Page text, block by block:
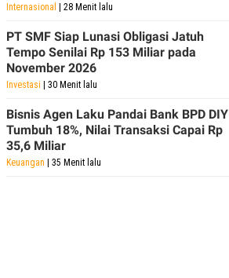
Internasional | 28 Menit lalu
PT SMF Siap Lunasi Obligasi Jatuh
Tempo Senilai Rp 153 Miliar pada
November 2026
Investasi | 30 Menit lalu
Bisnis Agen Laku Pandai Bank BPD DIY
Tumbuh 18%, Nilai Transaksi Capai Rp
35,6 Miliar
Keuangan | 35 Menit lalu